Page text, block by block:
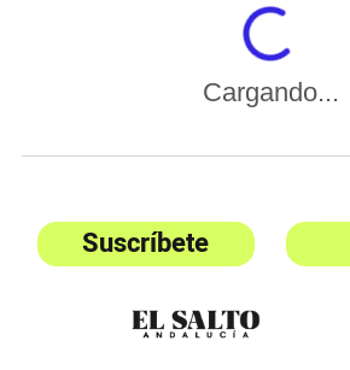
Cargando...
Suscríbete